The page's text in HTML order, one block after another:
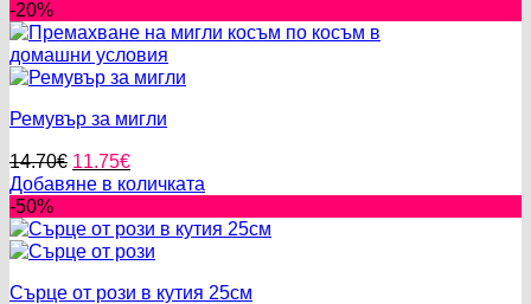
29.40€.14.69€.
-20%
Ремувър за мигли
14.70€ Original
price
14.70€.
11.75€Текущата
цена
11.75€.
Добавяне в количката
-50%
Сърце от рози в кутия 25см